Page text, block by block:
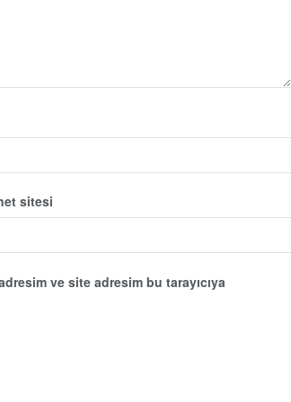
sitesi
ve site adresim bu tarayıcıya